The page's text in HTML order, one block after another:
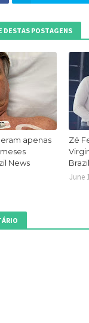
DESTAS POSTAGENS
apenas
News
Zé
June